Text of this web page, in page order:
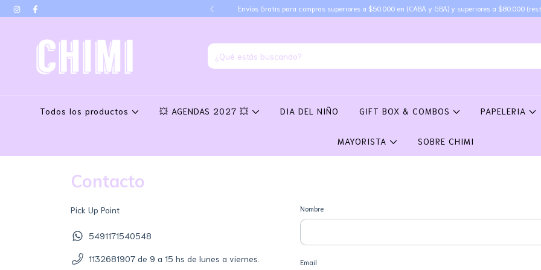
por transferencia Envíos Gratis para compras superiores a $50.000 en (CABA y GBA) y superiores a $80.000
Todos los productos 💥 AGENDAS 2027 💥 DIA DEL NIÑO GIFT BOX & COMBOS PAPELERIA
MAYORISTA SOBRE CHIMI
Contacto
Pick Up Point
5491171540548
1132681907 de 9 a 15 hs de lunes a viernes.
Nombre
Email